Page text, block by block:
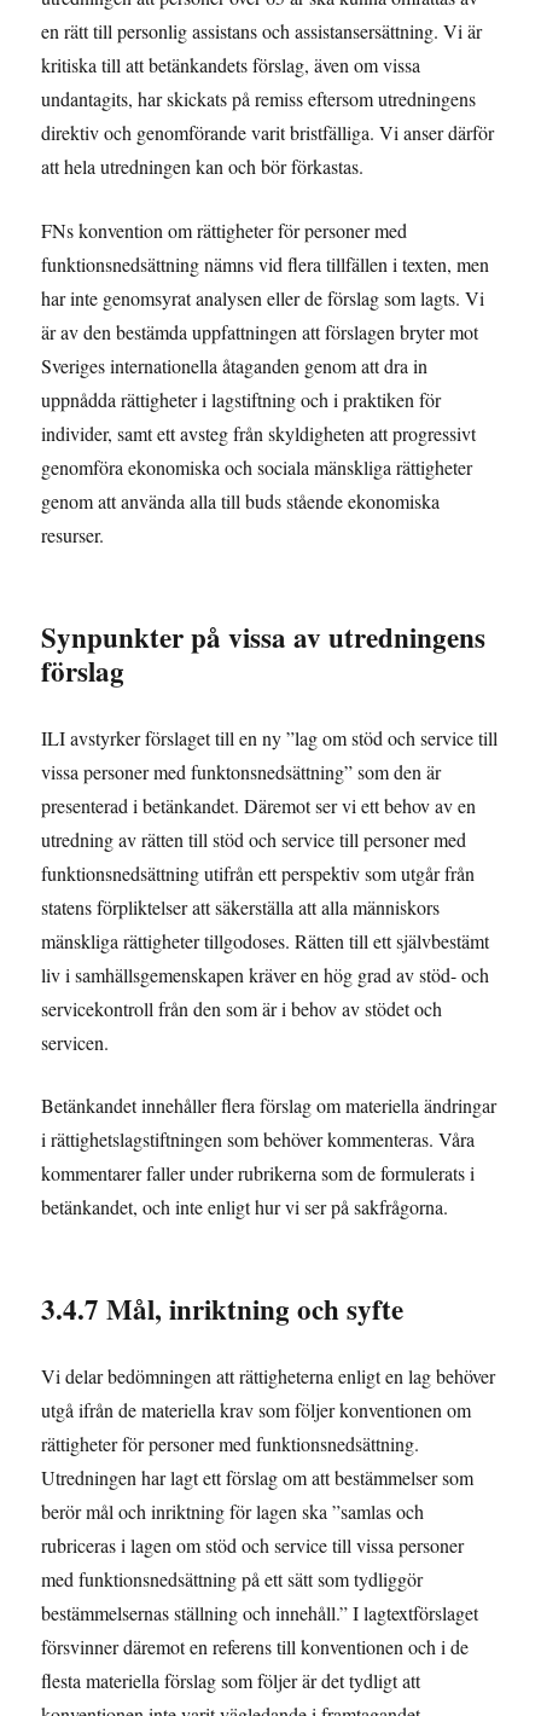
en rätt till personlig assistans och assistansersättning. Vi är
kritiska till att betänkandets förslag, även om vissa
undantagits, har skickats på remiss eftersom utredningens
direktiv och genomförande varit bristfälliga. Vi anser därför
att hela utredningen kan och bör förkastas.
FNs konvention om rättigheter för personer med
funktionsnedsättning nämns vid flera tillfällen i texten, men
har inte genomsyrat analysen eller de förslag som lagts. Vi
är av den bestämda uppfattningen att förslagen bryter mot
Sveriges internationella åtaganden genom att dra in
uppnådda rättigheter i lagstiftning och i praktiken för
individer, samt ett avsteg från skyldigheten att progressivt
genomföra ekonomiska och sociala mänskliga rättigheter
genom att använda alla till buds stående ekonomiska
resurser.
Synpunkter på vissa av utredningens
förslag
ILI avstyrker förslaget till en ny ”lag om stöd och service till
vissa personer med funktonsnedsättning” som den är
presenterad i betänkandet. Däremot ser vi ett behov av en
utredning av rätten till stöd och service till personer med
funktionsnedsättning utifrån ett perspektiv som utgår från
statens förpliktelser att säkerställa att alla människors
mänskliga rättigheter tillgodoses. Rätten till ett självbestämt
liv i samhällsgemenskapen kräver en hög grad av stöd- och
servicekontroll från den som är i behov av stödet och
servicen.
Betänkandet innehåller flera förslag om materiella ändringar
i rättighetslagstiftningen som behöver kommenteras. Våra
kommentarer faller under rubrikerna som de formulerats i
betänkandet, och inte enligt hur vi ser på sakfrågorna.
3.4.7 Mål, inriktning och syfte
Vi delar bedömningen att rättigheterna enligt en lag behöver
utgå ifrån de materiella krav som följer konventionen om
rättigheter för personer med funktionsnedsättning.
Utredningen har lagt ett förslag om att bestämmelser som
berör mål och inriktning för lagen ska ”samlas och
rubriceras i lagen om stöd och service till vissa personer
med funktionsnedsättning på ett sätt som tydliggör
bestämmelsernas ställning och innehåll.” I lagtextförslaget
försvinner däremot en referens till konventionen och i de
flesta materiella förslag som följer är det tydligt att